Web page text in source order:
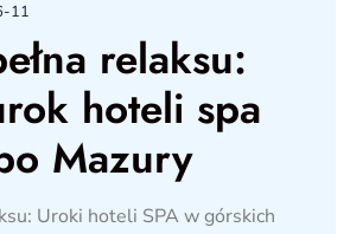
11
relaksu:
hoteli spa
Mazury
Uroki hoteli SPA w górskich